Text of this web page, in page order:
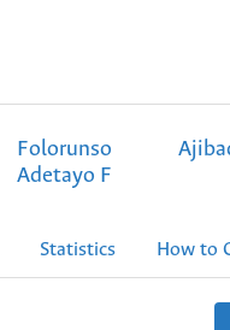
Folorunso
Adetayo F
Statistics How to